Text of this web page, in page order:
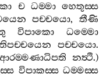
ච ධම‍්මා හෙතුස‍්ස
පච‍්චයො,තීණි
විපාකො
ධම‍්මො
පච‍්චයො.
ආරම‍්මණාධිපති නත්‍ථි.)
විපාකස‍්ස ධම‍්මස‍්ස